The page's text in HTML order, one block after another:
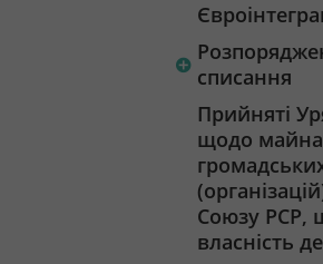
списання
Прийняті
щодо майна
Союзу РСР,
власність